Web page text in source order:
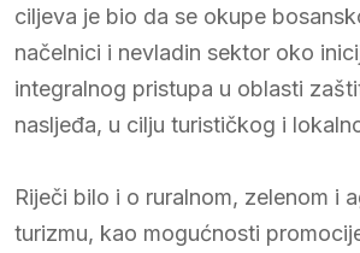
ciljeva je bio da se okupe
načelnici i nevladin sektor oko
integralnog pristupa u oblasti
nasljeđa, u cilju turističkog i
Riječi bilo i o ruralnom, zelenom i
turizmu, kao mogućnosti